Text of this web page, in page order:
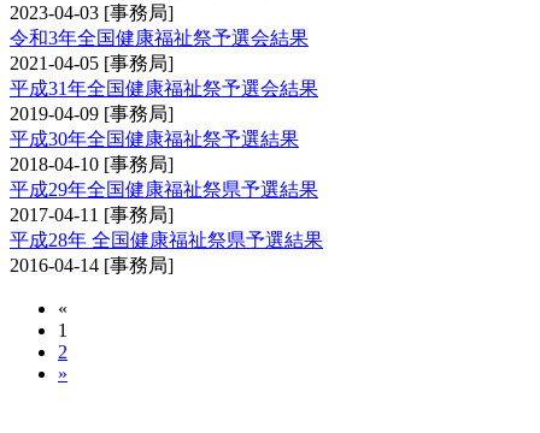
2023-04-03 [事務局]
令和3年全国健康福祉祭予選会結果
2021-04-05 [事務局]
平成31年全国健康福祉祭予選会結果
2019-04-09 [事務局]
平成30年全国健康福祉祭予選結果
2018-04-10 [事務局]
平成29年全国健康福祉祭県予選結果
2017-04-11 [事務局]
平成28年 全国健康福祉祭県予選結果
2016-04-14 [事務局]
«
1
2
»